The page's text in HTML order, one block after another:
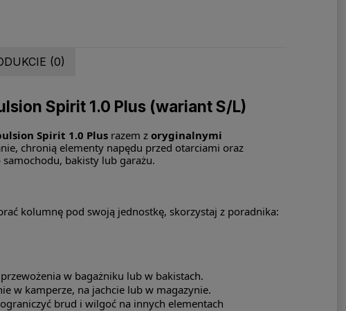
(0)
Spirit 1.0 Plus (wariant S/L)
Spirit 1.0 Plusrazem z oryginalnymi
chronią elementy napędu przed otarciami oraz
bakisty lub garażu.
kolumnę pod swoją jednostkę, skorzystaj z poradnika:
w bagażniku lub w bakistach.
w kamperze, na jachcie lub w magazynie.
brud i wilgoć na innych elementach